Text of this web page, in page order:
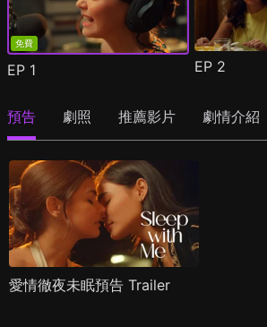
免費
EP 1 EP 2
預告 劇照 推薦影片 劇情介紹
愛情徹夜未眠預告 Trailer